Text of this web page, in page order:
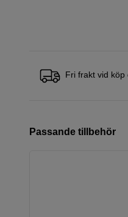
Fri frakt vid
Passande tillbehör